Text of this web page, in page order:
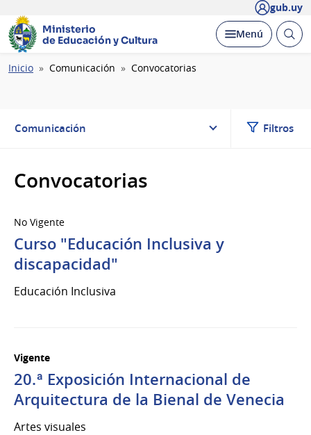
gub.uy
Ministerio
de Educación y Cultura
Desplegar
Menú Abrir
Ruta
Inicio Comunicación Convocatorias
Comunicación Filtros
Convocatorias
No Vigente
Curso "Educación Inclusiva y
discapacidad"
Educación Inclusiva
Vigente
20.ª Exposición Internacional de
Arquitectura de la Bienal de Venecia
Artes visuales